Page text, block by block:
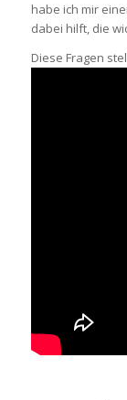
habe ich mir
dabei hilft, die
Diese Fragen